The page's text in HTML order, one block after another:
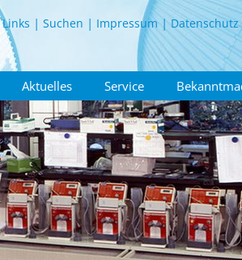
Links Suchen Impressum Datenschutz
Aktuelles Service